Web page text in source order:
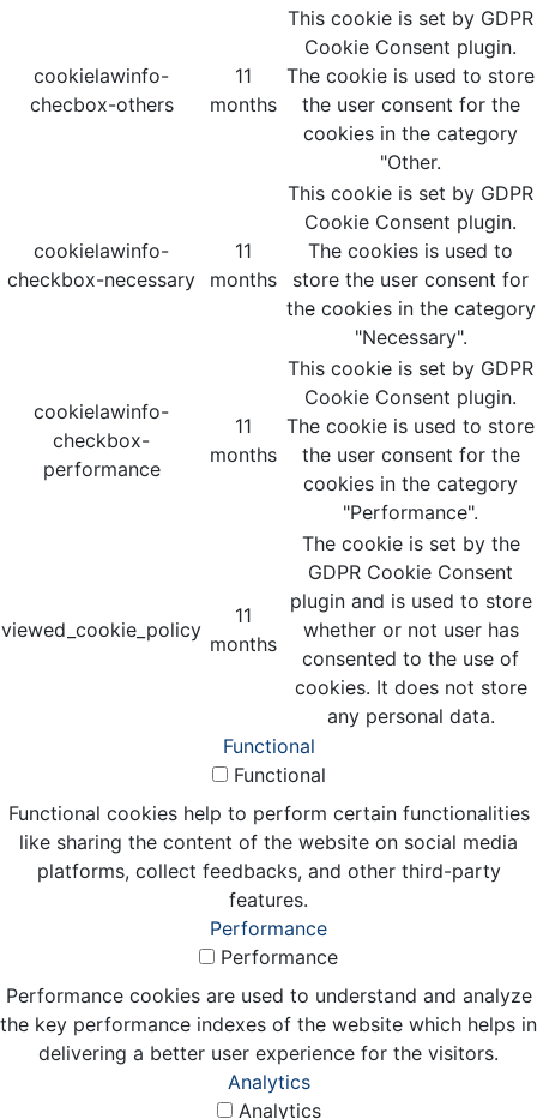
cookielawinfo-
checbox-others
11
months
This cookie is set by GDPR
Cookie Consent plugin.
The cookie is used to store
the user consent for the
cookies in the category
"Other.
cookielawinfo-
checkbox-necessary
11
months
This cookie is set by GDPR
Cookie Consent plugin.
The cookies is used to
store the user consent for
the cookies in the category
"Necessary".
cookielawinfo-
checkbox-
performance
11
months
This cookie is set by GDPR
Cookie Consent plugin.
The cookie is used to store
the user consent for the
cookies in the category
"Performance".
viewed_cookie_policy
11
months
The cookie is set by the
GDPR Cookie Consent
plugin and is used to store
whether or not user has
consented to the use of
cookies. It does not store
any personal data.
Functional
Functional
Functional cookies help to perform certain functionalities
like sharing the content of the website on social media
platforms, collect feedbacks, and other third-party
features.
Performance
Performance
Performance cookies are used to understand and analyze
the key performance indexes of the website which helps in
delivering a better user experience for the visitors.
Analytics
Analytics